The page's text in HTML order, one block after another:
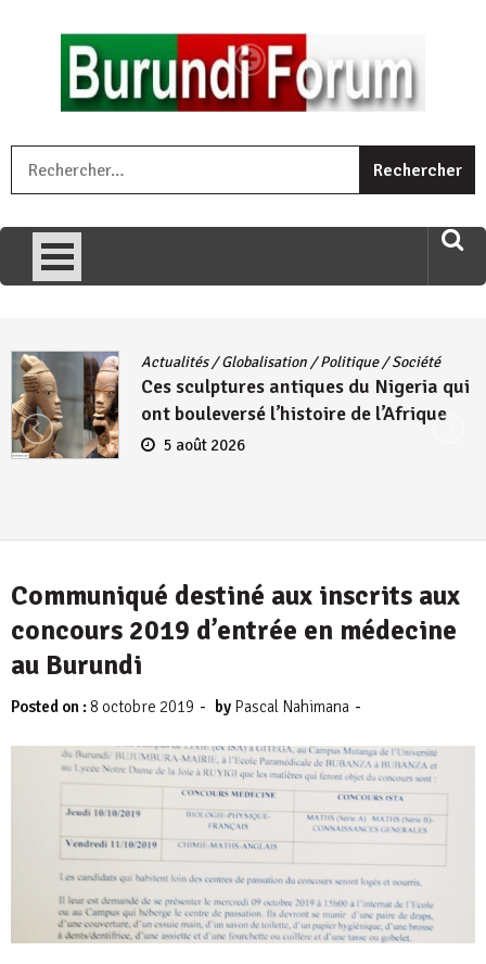
umariye umuryango wawe canke igihugu cakwibarutse .Wewe
uri ngaha ndagusigiye iki kibazo : Uriko ukora iki kugira ngo
Actualités/Globalisation /Politique/Société
Ces sculptures antiques du Nigeria qui
ont bouleversé l’histoire de l’Afrique
5 août 2026
Communiqué destiné aux inscrits aux
concours 2019 d’entrée en médecine
au Burundi
Posted on : 8 octobre 2019 - by Pascal Nahimana -